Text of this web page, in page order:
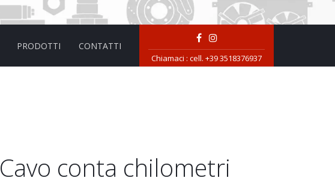
PRODOTTI CONTATTI
Chiamaci : cell. +39 3518376937
Cavo conta chilometri